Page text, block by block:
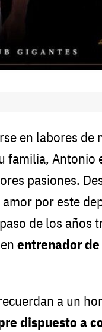
en labores de
familia, Antonio
pasiones.
por este
de los años
entrenador
a un
dispuesto a